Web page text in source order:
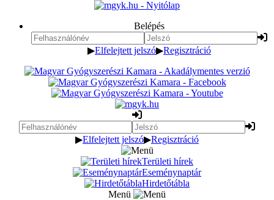
Belépés
▶Elfelejtett jelszó▶Regisztráció
▶Elfelejtett jelszó▶Regisztráció
Területi hírek
Eseménynaptár
Hirdetőtábla
Menü